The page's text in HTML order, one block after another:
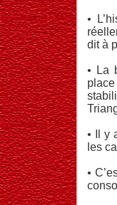
•
dit à
• La
• Il y
les
•